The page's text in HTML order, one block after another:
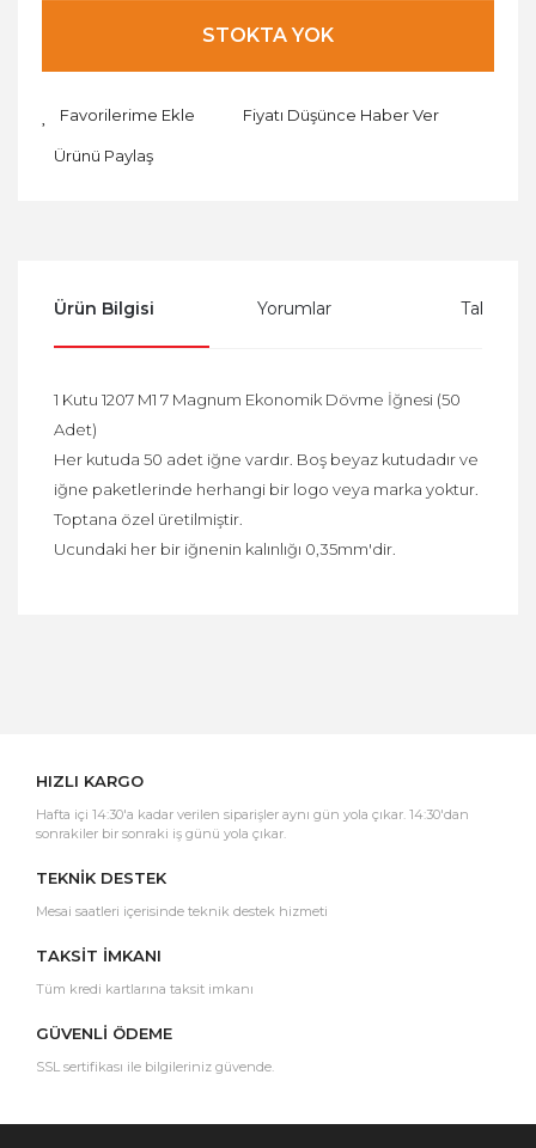
STOKTA YOK
Fiyatı Düşünce Haber Ver
Ürünü Paylaş
Ürün Bilgisi Yorumlar Taksit
1 Kutu 1207 M1 7 Magnum Ekonomik Dövme İğnesi (50
Adet)
Her kutuda 50 adet iğne vardır. Boş beyaz kutudadır ve
iğne paketlerinde herhangi bir logo veya marka yoktur.
Toptana özel üretilmiştir.
​Ucundaki her bir iğnenin kalınlığı 0,35mm'dir.
HIZLI KARGO
Hafta içi 14:30'a kadar verilen siparişler aynı gün yola çıkar. 14:30'dan
sonrakiler bir sonraki iş günü yola çıkar.
TEKNİK DESTEK
Mesai saatleri içerisinde teknik destek hizmeti
TAKSİT İMKANI
Tüm kredi kartlarına taksit imkanı
GÜVENLİ ÖDEME
SSL sertifikası ile bilgileriniz güvende.